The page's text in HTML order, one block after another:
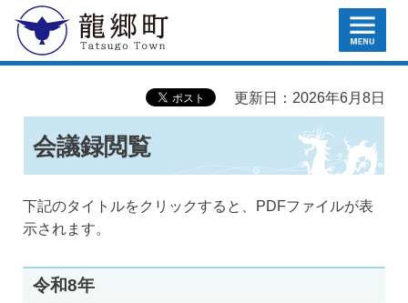
龍郷町 MENU
更新日：2026年6月8日
会議録閲覧
下記のタイトルをクリックすると、PDFファイルが表
示されます。
令和8年